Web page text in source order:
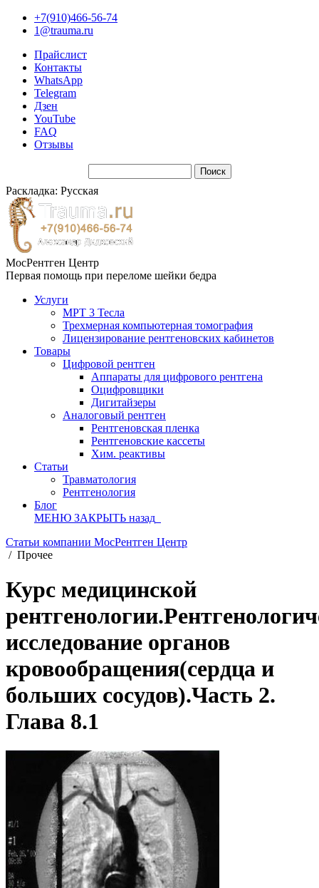
+7(910)466-56-74
1@trauma.ru
Прайслист
Контакты
WhatsApp
Telegram
Дзен
YouTube
FAQ
Отзывы
Раскладка: Русская
МосРентген Центр
Первая помощь при переломе шейки бедра
Услуги
МРТ 3 Тесла
Трехмерная компьютерная томография
Лицензирование рентгеновских кабинетов
Товары
Цифровой рентген
Аппараты для цифрового рентгена
Оцифровщики
Дигитайзеры
Аналоговый рентген
Рентгеновская пленка
Рентгеновские кассеты
Хим. реактивы
Статьи
Травматология
Рентгенология
Блог
МЕНЮ ЗАКРЫТЬ назад
Статьи компании МосРентген Центр
/ Прочее
Курс медицинской
исследование органов
кровообращения(сердца и
больших сосудов).Часть 2.
Глава 8.1